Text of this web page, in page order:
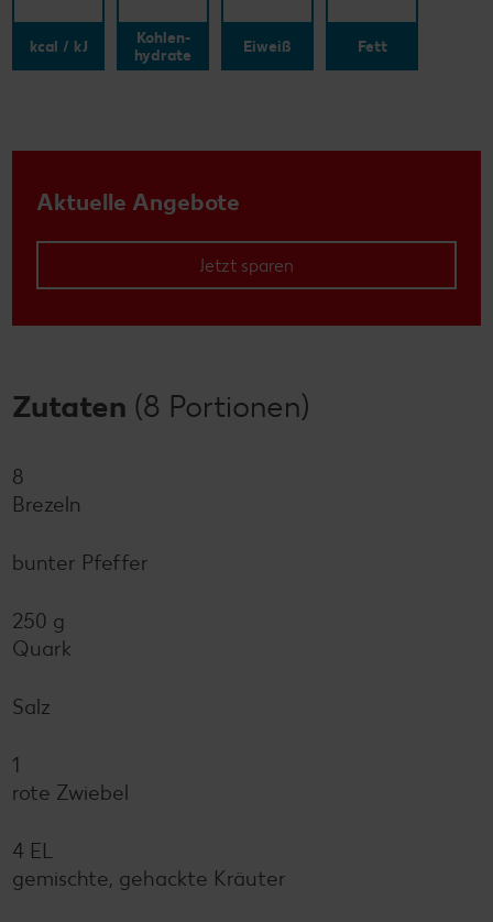
kcal / kJ
Kohlen-
hydrate
Eiweiß Fett
Aktuelle Angebote
Jetzt sparen
Zutaten (8 Portionen)
8
Brezeln
bunter Pfeffer
250 g
Quark
Salz
1
rote Zwiebel
4 EL
gemischte, gehackte Kräuter